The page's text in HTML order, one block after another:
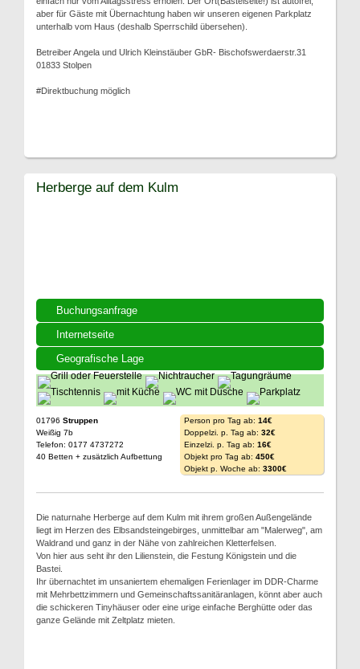
aber für Gäste mit Übernachtung haben wir unseren eigenen Parkplatz
unterhalb vom Haus (deshalb Sperrschild übersehen).
Betreiber Angela und Ulrich Kleinstäuber GbR- Bischofswerdaerstr.31
01833 Stolpen
#Direktbuchung möglich
Buchungsanfrage
Internetseite
Geografische Lage
Herberge auf dem Kulm
01796 Struppen
Weißig 7b
Telefon: 0177 4737272
40 Betten + zusätzlich Aufbettung
Person pro Tag ab: 14€
Doppelzi. p. Tag ab: 32€
Einzelzi. p. Tag ab: 16€
Objekt pro Tag ab: 450€
Objekt p. Woche ab: 3300€
Die naturnahe Herberge auf dem Kulm mit ihrem großen Außengelände
liegt im Herzen des Elbsandsteingebirges, unmittelbar am "Malerweg", am
Waldrand und ganz in der Nähe von zahlreichen Kletterfelsen.
Von hier aus seht ihr den Lilienstein, die Festung Königstein und die
Bastei.
Ihr übernachtet im unsaniertem ehemaligen Ferienlager im DDR-Charme
mit Mehrbettzimmern und Gemeinschaftssanitäranlagen, könnt aber auch
die schickeren Tinyhäuser oder eine urige einfache Berghütte oder das
ganze Gelände mit Zeltplatz mieten.